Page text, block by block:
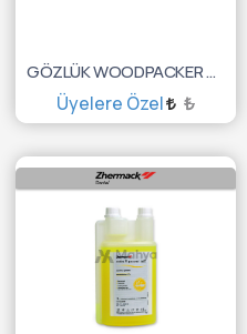
GÖZLÜK WOODPACKER PEMBE
Üyelere Özel ₺
SEPETE EKLE